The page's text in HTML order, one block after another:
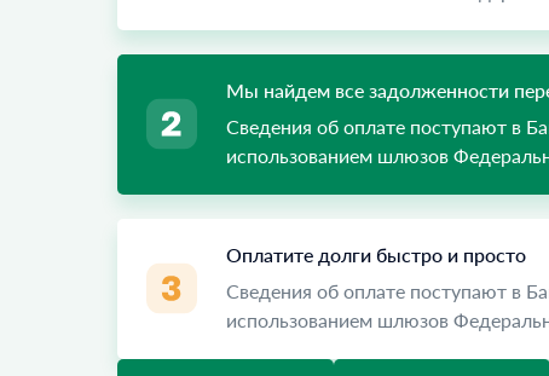
Мы найдем все задолженности
Сведения об оплате поступают в
использованием шлюзов
Оплатите долги быстро и просто
Сведения об оплате поступают в
использованием шлюзов